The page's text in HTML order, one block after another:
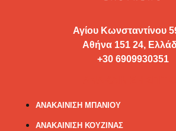
Αγίου Κωνσταντίνου
Αθήνα 151 24,
+30 6909930351
ΑΝΑΚΑΙΝΙΣΗ ΜΠΑΝΙΟΥ
ΑΝΑΚΑΙΝΙΣΗ ΚΟΥΖΙΝΑΣ